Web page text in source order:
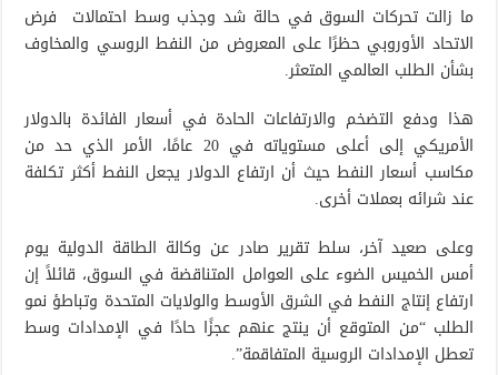
ما زالت تحركات السوق في حالة شد وجذب وسط احتمالات فرض
الاتحاد الأوروبي حظرًا على المعروض من النفط الروسي والمخاوف
بشأن الطلب العالمي المتعثر.
هذا ودفع التضخم والارتفاعات الحادة في أسعار الفائدة بالدولار
الأمريكي إلى أعلى مستوياته في 20 عامًا، الأمر الذي حد من
مكاسب أسعار النفط حيث أن ارتفاع الدولار يجعل النفط أكثر تكلفة
عند شرائه بعملات أخرى.
وعلى صعيد آخر، سلط تقرير صادر عن وكالة الطاقة الدولية يوم
أمس الخميس الضوء على العوامل المتناقضة في السوق، قائلاً إن
ارتفاع إنتاج النفط في الشرق الأوسط والولايات المتحدة وتباطؤ نمو
الطلب “من المتوقع أن ينتج عنهم عجزًا حادًا في الإمدادات وسط
تعطل الإمدادات الروسية المتفاقمة”.